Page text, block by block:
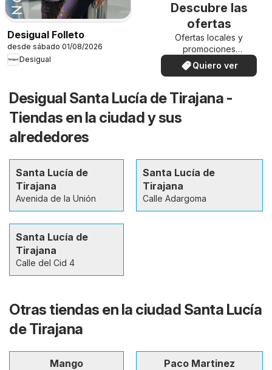
Desigual Folleto
desde sábado 01/08/2026
Desigual
Descubre las
ofertas
Ofertas locales y
promociones
especiales.
Quiero ver
Desigual Santa Lucía de Tirajana -
Tiendas en la ciudad y sus
alrededores
Santa Lucía de
Tirajana
Avenida de la Unión
Santa Lucía de
Tirajana
Calle Adargoma
Santa Lucía de
Tirajana
Calle del Cid 4
Otras tiendas en la ciudad Santa Lucía
de Tirajana
Mango
Paco Martinez